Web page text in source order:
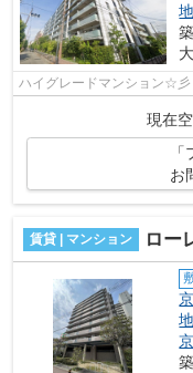
ハイグレードマンション☆彡
現在
お
賃貸 | マンション ロー